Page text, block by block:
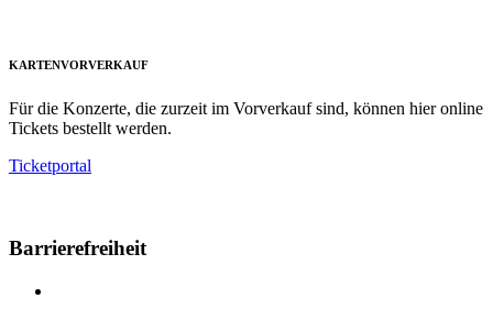
KARTENVORVERKAUF
Für die Konzerte, die zurzeit im Vorverkauf sind, können hier online
Tickets bestellt werden.
Ticketportal
Barrierefreiheit